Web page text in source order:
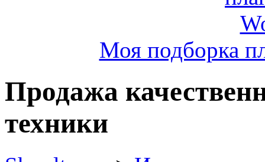
Моя подборка
Продажа
техники